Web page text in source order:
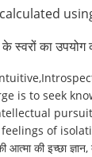
स्वरों का उपयोग
is to seek
of
आत्मा की इच्छा